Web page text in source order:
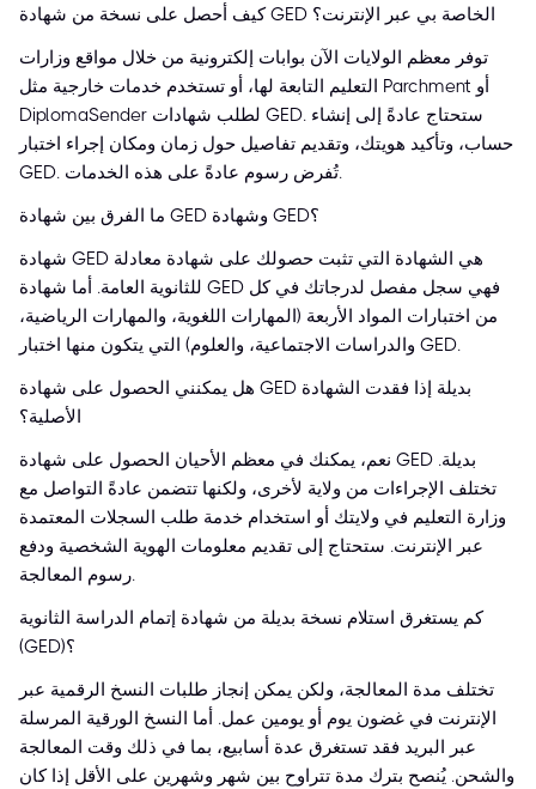
كيف أحصل على نسخة من شهادة GED الخاصة بي عبر الإنترنت؟
توفر معظم الولايات الآن بوابات إلكترونية من خلال مواقع وزارات
التعليم التابعة لها، أو تستخدم خدمات خارجية مثل Parchment أو
DiplomaSender لطلب شهادات GED. ستحتاج عادةً إلى إنشاء
حساب، وتأكيد هويتك، وتقديم تفاصيل حول زمان ومكان إجراء اختبار
GED. تُفرض رسوم عادةً على هذه الخدمات.
ما الفرق بين شهادة GED وشهادة GED؟
شهادة GED هي الشهادة التي تثبت حصولك على شهادة معادلة
للثانوية العامة. أما شهادة GED فهي سجل مفصل لدرجاتك في كل
من اختبارات المواد الأربعة (المهارات اللغوية، والمهارات الرياضية،
والدراسات الاجتماعية، والعلوم) التي يتكون منها اختبار GED.
هل يمكنني الحصول على شهادة GED بديلة إذا فقدت الشهادة
الأصلية؟
نعم، يمكنك في معظم الأحيان الحصول على شهادة GED بديلة.
تختلف الإجراءات من ولاية لأخرى، ولكنها تتضمن عادةً التواصل مع
وزارة التعليم في ولايتك أو استخدام خدمة طلب السجلات المعتمدة
عبر الإنترنت. ستحتاج إلى تقديم معلومات الهوية الشخصية ودفع
رسوم المعالجة.
كم يستغرق استلام نسخة بديلة من شهادة إتمام الدراسة الثانوية
(GED)؟
تختلف مدة المعالجة، ولكن يمكن إنجاز طلبات النسخ الرقمية عبر
الإنترنت في غضون يوم أو يومين عمل. أما النسخ الورقية المرسلة
عبر البريد فقد تستغرق عدة أسابيع، بما في ذلك وقت المعالجة
والشحن. يُنصح بترك مدة تتراوح بين شهر وشهرين على الأقل إذا كان